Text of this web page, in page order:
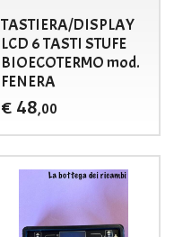
TASTIERA/DISPLAY
LCD 6 TASTI STUFE
BIOECOTERMO mod.
FENERA
€ 48,00